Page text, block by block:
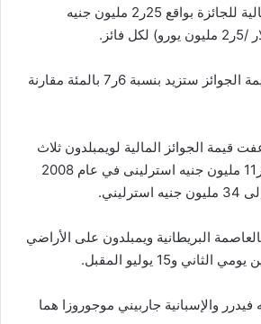
الطرفان في القيمة المالية للجائزة بواقع 25ر2 مليون جنيه
وأوضح المنظمون أن قيمة الجوائز ستزيد بنسبة 6ر7 بالمئة مقارنة
قيمة الجوائز المالية لويمبلدون ثلاث
مرات، فقد كانت تبلغ 8ر11 مليون جنيه استرلينى في عام 2008
البريطانية ويمبلدون على الأراضي
و15 يوليو المقبل.
والإسبانية جاربيني موجوروزا هما